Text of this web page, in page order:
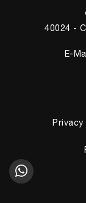
40024 -
E-
Privacy